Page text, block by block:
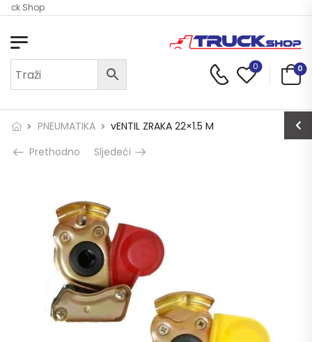
Shop
0 0
PNEUMATIKA
vENTIL ZRAKA 22×1.5 M
Prethodno
Sljedeći